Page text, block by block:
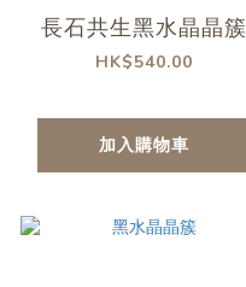
長石共生黑水晶晶簇
HK$540.00
加入購物車